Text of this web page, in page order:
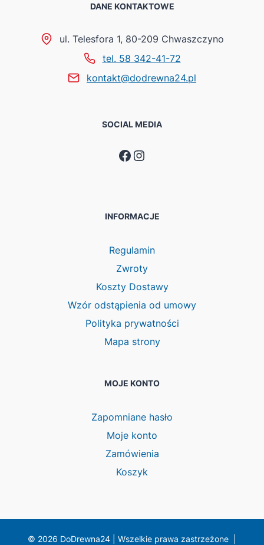
DANE KONTAKTOWE
ul. Telesfora 1, 80-209 Chwaszczyno
tel. 58 342-41-72
kontakt@dodrewna24.pl
SOCIAL MEDIA
Facebook
Instagram
INFORMACJE
Regulamin
Zwroty
Koszty Dostawy
Wzór odstąpienia od umowy
Polityka prywatności
Mapa strony
MOJE KONTO
Zapomniane hasło
Moje konto
Zamówienia
Koszyk
© 2026 DoDrewna24 | Wszelkie prawa zastrzeżone |